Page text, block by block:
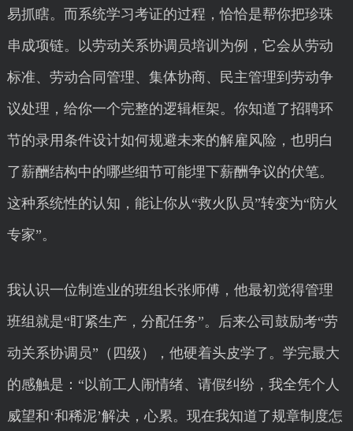
易抓瞎。而系统学习考证的过程，恰恰是帮你把珍珠
串成项链。以劳动关系协调员培训为例，它会从劳动
标准、劳动合同管理、集体协商、民主管理到劳动争
议处理，给你一个完整的逻辑框架。你知道了招聘环
节的录用条件设计如何规避未来的解雇风险，也明白
了薪酬结构中的哪些细节可能埋下薪酬争议的伏笔。
这种系统性的认知，能让你从“救火队员”转变为“防火
专家”。
我认识一位制造业的班组长张师傅，他最初觉得管理
班组就是“盯紧生产，分配任务”。后来公司鼓励考“劳
动关系协调员”（四级），他硬着头皮学了。学完最大
的感触是：“以前工人闹情绪、请假纠纷，我全凭个人
威望和‘和稀泥’解决，心累。现在我知道了规章制度怎